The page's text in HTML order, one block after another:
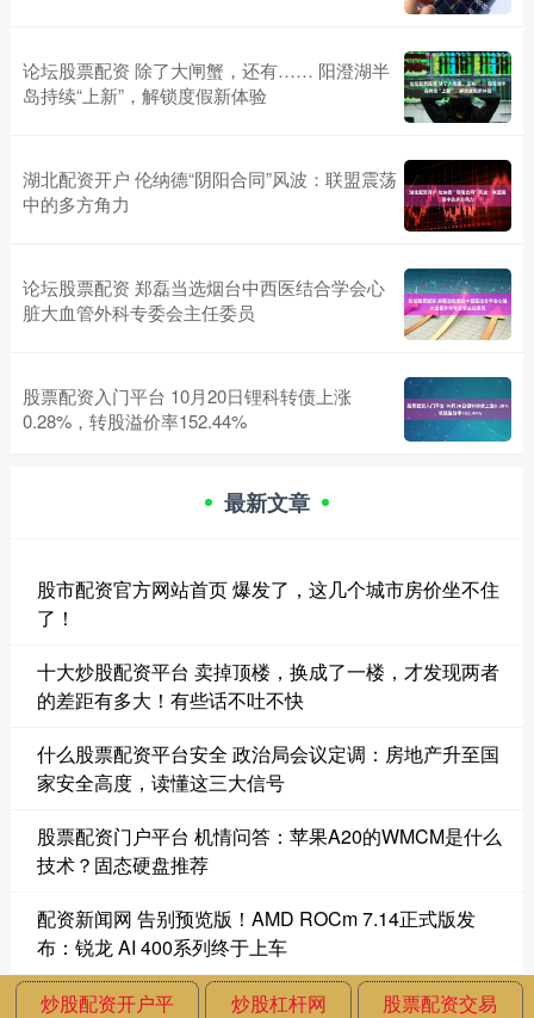
论坛股票配资 除了大闸蟹，还有…… 阳澄湖半
岛持续“上新”，解锁度假新体验
湖北配资开户 伦纳德“阴阳合同”风波：联盟震荡
中的多方角力
论坛股票配资 郑磊当选烟台中西医结合学会心
脏大血管外科专委会主任委员
股票配资入门平台 10月20日锂科转债上涨
0.28%，转股溢价率152.44%
最新文章
股市配资官方网站首页 爆发了，这几个城市房价坐不住
了！
十大炒股配资平台 卖掉顶楼，换成了一楼，才发现两者
的差距有多大！有些话不吐不快
什么股票配资平台安全 政治局会议定调：房地产升至国
家安全高度，读懂这三大信号
股票配资门户平台 机情问答：苹果A20的WMCM是什么
技术？固态硬盘推荐
配资新闻网 告别预览版！AMD ROCm 7.14正式版发
布：锐龙 AI 400系列终于上车
炒股配资开户平 炒股杠杆网 股票配资交易